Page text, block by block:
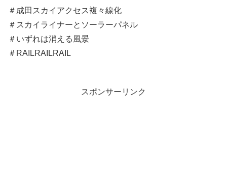
＃成田スカイアクセス複々線化
＃スカイライナーとソーラーパネル
＃いずれは消える風景
＃RAILRAILRAIL
スポンサーリンク